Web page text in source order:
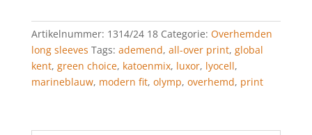
Global
Kent,
Marineblauw
aantal
Artikelnummer: 1314/24 18 Categorie: Overhemden
long sleeves Tags: ademend, all-over print, global
kent, green choice, katoenmix, luxor, lyocell,
marineblauw, modern fit, olymp, overhemd, print